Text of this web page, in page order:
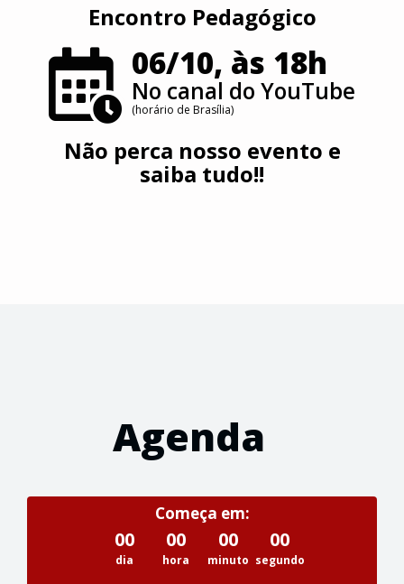
Encontro Pedagógico
06/10, às 18h
No canal do YouTube
(horário de Brasília)
Não perca nosso evento e
saiba tudo!!
Agenda
Começa em:
00
dia
00
hora
00
minuto
00
segundo